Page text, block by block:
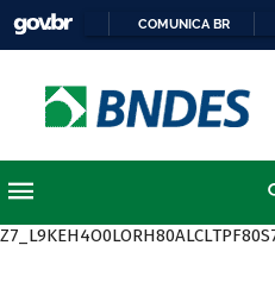
COMUNICA BR